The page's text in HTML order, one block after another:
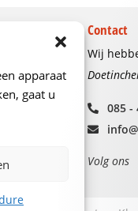
apparaat
gaat u
Contact
Wij
085 -
Volg ons